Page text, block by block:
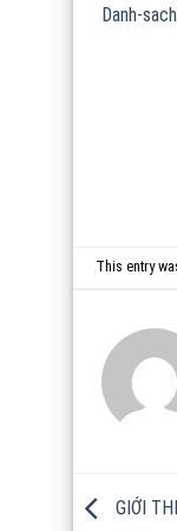
Danh-
This entry
GIỚI